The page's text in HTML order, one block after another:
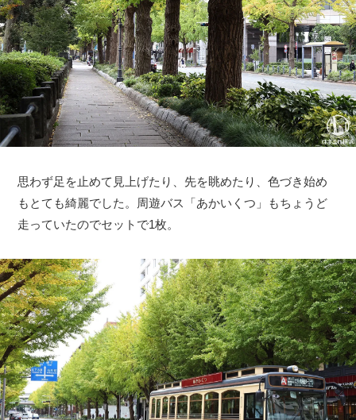
思わず足を止めて見上げたり、先を眺めたり、色づき始め
もとても綺麗でした。周遊バス「あかいくつ」もちょうど
走っていたのでセットで1枚。